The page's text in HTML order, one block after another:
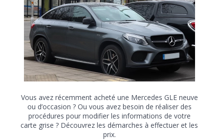
Vous avez récemment acheté une Mercedes GLE neuve
ou d’occasion ? Ou vous avez besoin de réaliser des
procédures pour modifier les informations de votre
carte grise ? Découvrez les démarches à effectuer et les
prix.